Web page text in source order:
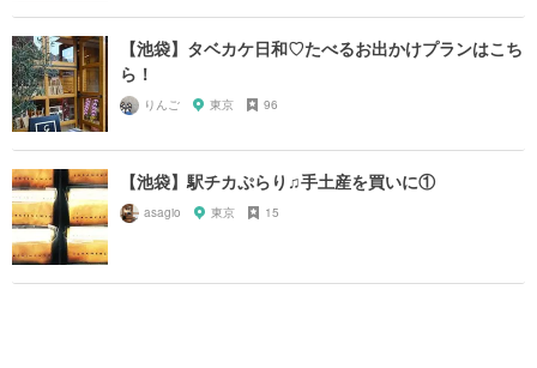
【池袋】タベカケ日和♡たべるお出かけプランはこち
ら！
りんご 東京 96
【池袋】駅チカぷらり♫手土産を買いに①
asagio 東京 15